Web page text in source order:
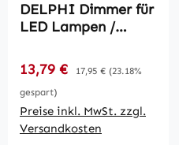
DELPHI Dimmer für
LED Lampen /
Rahmen, UP, weiß
Verkaufspreis:
13,79 € Regulärer Preis:
17,95 € (23.18%
gespart)
Preise inkl. MwSt. zzgl.
Versandkosten